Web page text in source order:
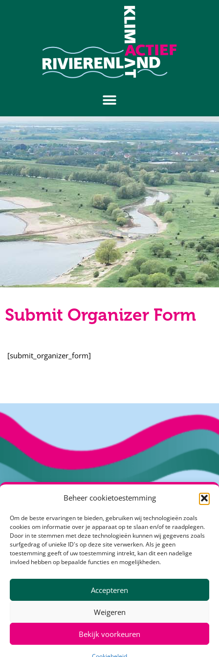
Beheer cookietoestemming
Om de beste ervaringen te bieden, gebruiken wij technologieën zoals
cookies om informatie over je apparaat op te slaan en/of te raadplegen.
Door in te stemmen met deze technologieën kunnen wij gegevens zoals
surfgedrag of unieke ID's op deze site verwerken. Als je geen
toestemming geeft of uw toestemming intrekt, kan dit een nadelige
invloed hebben op bepaalde functies en mogelijkheden.
Accepteren
Weigeren
Bekijk voorkeuren
Submit Organizer Form
[submit_organizer_form]
Kuipershof 2
4191 KH Geldermalsen
info@klimaatactiefrivierenland.nl
Over Klimaatactiefrivierenland
Communicatietoolbox
© 2026 Klimaat Actief Rivierenland – deze website is gemaakt door